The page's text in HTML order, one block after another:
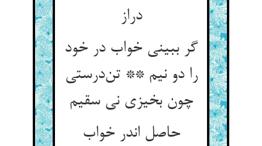
دراز
گر ببینی خواب در خود
را دو نیم ** تن‌درستی
چون بخیزی نی سقیم
حاصل اندر خواب